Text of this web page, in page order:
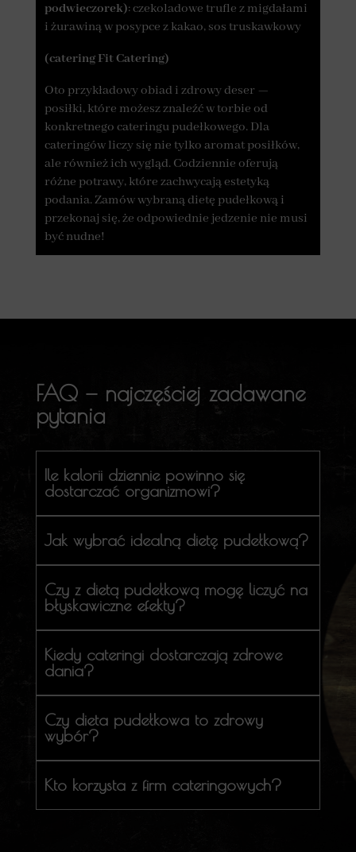
podwieczorek): czekoladowe trufle z migdałami
i żurawiną w posypce z kakao, sos truskawkowy
(catering Fit Catering)
Oto przykładowy obiad i zdrowy deser —
posiłki, które możesz znaleźć w torbie od
konkretnego cateringu pudełkowego. Dla
cateringów liczy się nie tylko aromat posiłków,
ale również ich wygląd. Codziennie oferują
różne potrawy, które zachwycają estetyką
podania. Zamów wybraną dietę pudełkową i
przekonaj się, że odpowiednie jedzenie nie musi
być nudne!
FAQ — najczęściej zadawane
pytania
Ile kalorii dziennie powinno się
dostarczać organizmowi?
Jak wybrać idealną dietę pudełkową?
Czy z dietą pudełkową mogę liczyć na
błyskawiczne efekty?
Kiedy cateringi dostarczają zdrowe
dania?
Czy dieta pudełkowa to zdrowy
wybór?
Kto korzysta z firm cateringowych?